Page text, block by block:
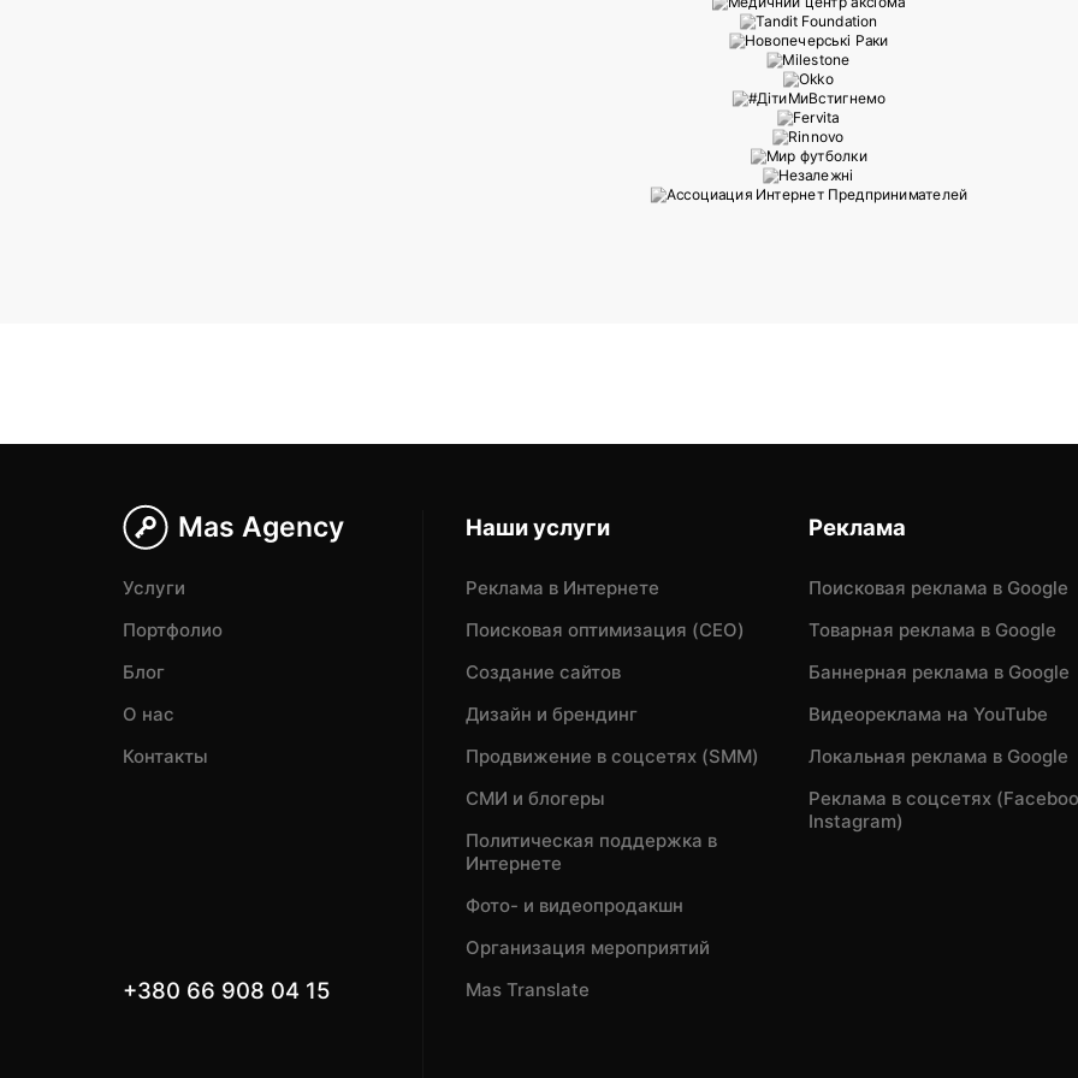
Mas Agency
Услуги
Портфолио
Блог
О нас
Контакты
+380 66 908 04 15
Наши услуги
Реклама в Интернете
Поисковая оптимизация (CEO)
Создание сайтов
Дизайн и брендинг
Продвижение в соцсетях (SMM)
СМИ и блогеры
Политическая поддержка в
Интернете
Фото- и видеопродакшн
Организация мероприятий
Mas Translate
Реклама
Поисковая реклама в Google
Товарная реклама в Google
Баннерная реклама в Google
Видеореклама на YouTube
Локальная реклама в Google
Реклама в соцсетях
Instagram)